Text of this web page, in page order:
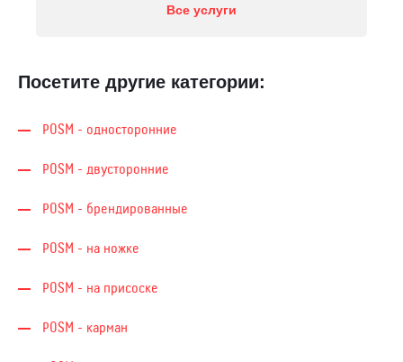
Все услуги
Посетите другие категории:
POSM - односторонние
POSM - двусторонние
POSM - брендированные
POSM - на ножке
POSM - на присоске
POSM - карман